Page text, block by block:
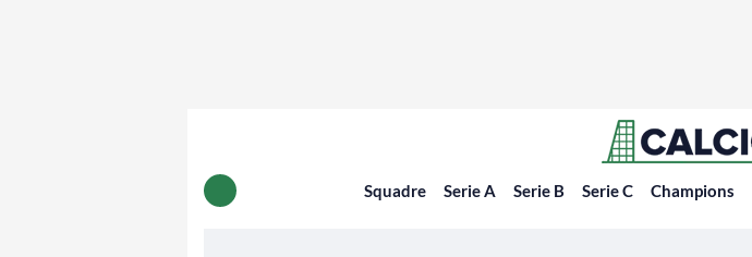
Squadre Serie A Serie B Serie C Champions